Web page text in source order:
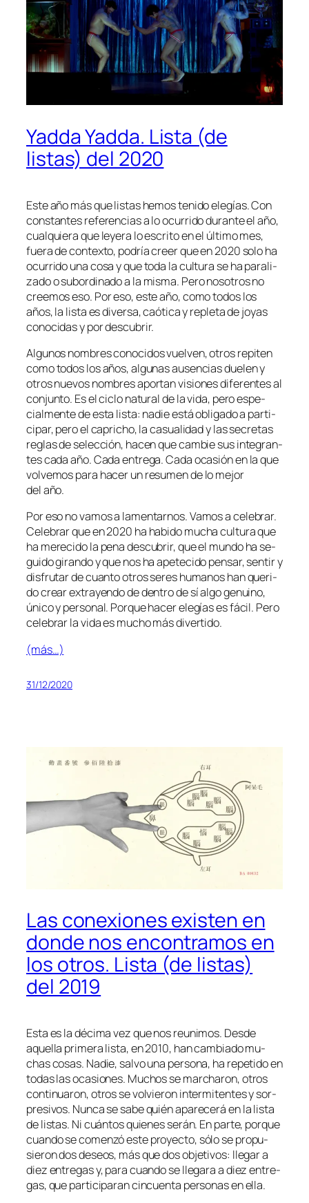
Yadda Yadda. Lista (de
listas) del 2020
Este año más que lis­tas he­mos te­ni­do ele­gías. Con
cons­tan­tes re­fe­ren­cias a lo ocu­rri­do du­ran­te el año,
cual­quie­ra que le­ye­ra lo es­cri­to en el úl­ti­mo mes,
fue­ra de con­tex­to, po­dría creer que en 2020 so­lo ha
ocu­rri­do una co­sa y que to­da la cul­tu­ra se ha pa­ra­li­
za­do o su­bor­di­na­do a la mis­ma. Pero no­so­tros no
cree­mos eso. Por eso, es­te año, co­mo to­dos los
años, la lis­ta es di­ver­sa, caó­ti­ca y re­ple­ta de jo­yas
co­no­ci­das y por descubrir.
Algunos nom­bres co­no­ci­dos vuel­ven, otros re­pi­ten
co­mo to­dos los años, al­gu­nas au­sen­cias due­len y
otros nue­vos nom­bres apor­tan vi­sio­nes di­fe­ren­tes al
con­jun­to. Es el ci­clo na­tu­ral de la vi­da, pe­ro es­pe­
cial­men­te de es­ta lis­ta: na­die es­tá obli­ga­do a par­ti­
ci­par, pe­ro el ca­pri­cho, la ca­sua­li­dad y las se­cre­tas
re­glas de se­lec­ción, ha­cen que cam­bie sus in­te­gran­
tes ca­da año. Cada en­tre­ga. Cada oca­sión en la que
vol­ve­mos pa­ra ha­cer un re­su­men de lo me­jor
del año.
Por eso no va­mos a la­men­tar­nos. Vamos a ce­le­brar.
Celebrar que en 2020 ha ha­bi­do mu­cha cul­tu­ra que
ha me­re­ci­do la pe­na des­cu­brir, que el mun­do ha se­
gui­do gi­ran­do y que nos ha ape­te­ci­do pen­sar, sen­tir y
dis­fru­tar de cuan­to otros se­res hu­ma­nos han que­ri­
do crear ex­tra­yen­do de den­tro de sí al­go ge­nuino,
úni­co y per­so­nal. Porque ha­cer ele­gías es fá­cil. Pero
ce­le­brar la vi­da es mu­cho más divertido.
(más…)
31/12/2020
Las conexiones existen en
donde nos encontramos en
los otros. Lista (de listas)
del 2019
Esta es la dé­ci­ma vez que nos reuni­mos. Desde
aque­lla pri­me­ra lis­ta, en 2010, han cam­bia­do mu­
chas co­sas. Nadie, sal­vo una per­so­na, ha re­pe­ti­do en
to­das las oca­sio­nes. Muchos se mar­cha­ron, otros
con­ti­nua­ron, otros se vol­vie­ron in­ter­mi­ten­tes y sor­
pre­si­vos. Nunca se sa­be quién apa­re­ce­rá en la lis­ta
de lis­tas. Ni cuán­tos quie­nes se­rán. En par­te, por­que
cuan­do se co­men­zó es­te pro­yec­to, só­lo se pro­pu­
sie­ron dos de­seos, más que dos ob­je­ti­vos: lle­gar a
diez en­tre­gas y, pa­ra cuan­do se lle­ga­ra a diez en­tre­
gas, que par­ti­ci­pa­ran cin­cuen­ta per­so­nas en ella.